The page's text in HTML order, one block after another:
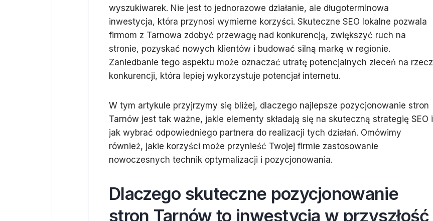
wyszukiwarek. Nie jest to jednorazowe działanie, ale długoterminowa
inwestycja, która przynosi wymierne korzyści. Skuteczne SEO lokalne pozwala
firmom z Tarnowa zdobyć przewagę nad konkurencją, zwiększyć ruch na
stronie, pozyskać nowych klientów i budować silną markę w regionie.
Zaniedbanie tego aspektu może oznaczać utratę potencjalnych zleceń na rzecz
konkurencji, która lepiej wykorzystuje potencjał internetu.
W tym artykule przyjrzymy się bliżej, dlaczego najlepsze pozycjonowanie stron
Tarnów jest tak ważne, jakie elementy składają się na skuteczną strategię SEO i
jak wybrać odpowiedniego partnera do realizacji tych działań. Omówimy
również, jakie korzyści może przynieść Twojej firmie zastosowanie
nowoczesnych technik optymalizacji i pozycjonowania.
Dlaczego skuteczne pozycjonowanie
stron Tarnów to inwestycja w przyszłość